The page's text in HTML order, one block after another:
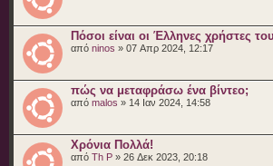
Πόσοι είναι οι Έλληνες χρήστες
από ninos » 07 Απρ 2024, 12:17
πώς να μεταφράσω ένα βίντεο;
από malos » 14 Ιαν 2024, 14:58
Χρόνια Πολλά!
από Th P » 26 Δεκ 2023, 20:18